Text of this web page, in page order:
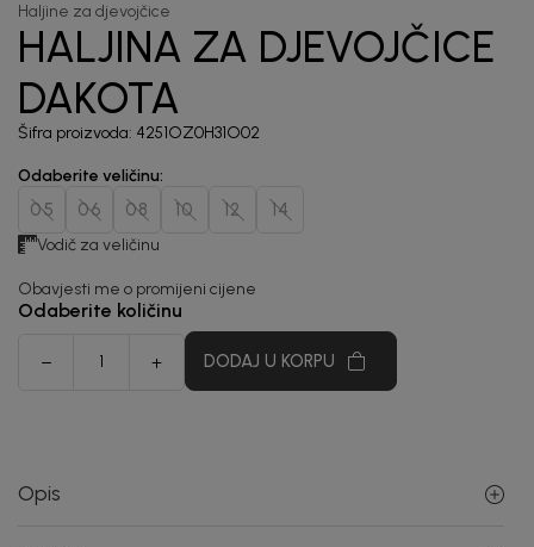
Haljine za djevojčice
HALJINA ZA DJEVOJČICE
DAKOTA
Šifra proizvoda: 4251OZ0H31O02
Odaberite veličinu:
05 06 08 10 12 14
Vodič za veličinu
Obavjesti me o promijeni cijene
Odaberite količinu
DODAJ U KORPU
Opis